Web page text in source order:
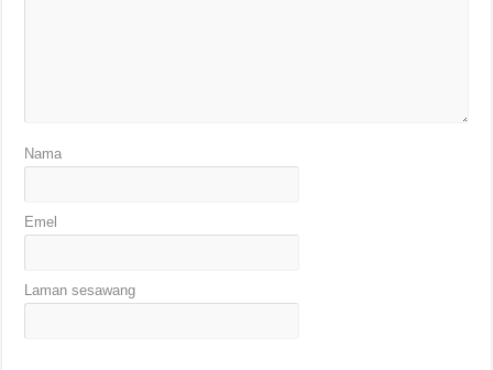
Nama
Emel
Laman sesawang